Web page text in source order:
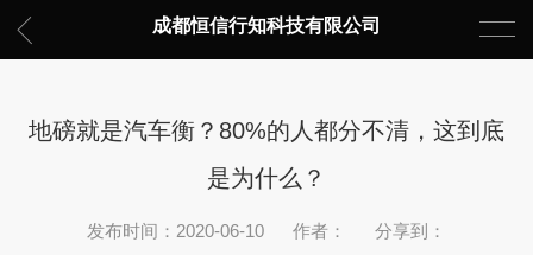
成都恒信行知科技有限公司
地磅就是汽车衡？80%的人都分不清，这到底
是为什么？
发布时间：2020-06-10 作者：
分享到：